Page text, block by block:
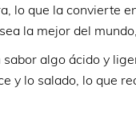
lo que la convierte
la mejor del
algo ácido y
y lo salado, lo que